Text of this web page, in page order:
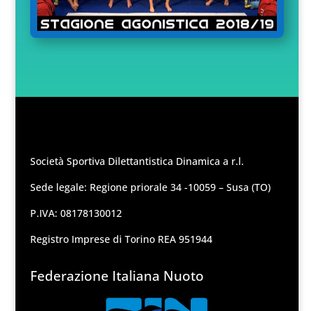
Società Sportiva Dilettantistica Dinamica a r.l.
Sede legale: Regione priorale 34 -10059 – Susa (TO)
P.IVA: 08178130012
Registro Imprese di Torino REA 951944
Federazione Italiana Nuoto